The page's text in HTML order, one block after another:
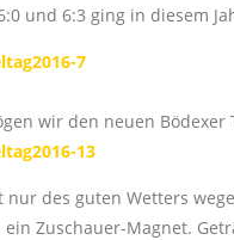
und 6:3 ging in diesem
wir den neuen
nur des guten Wetters
ein Zuschauer-Magnet.